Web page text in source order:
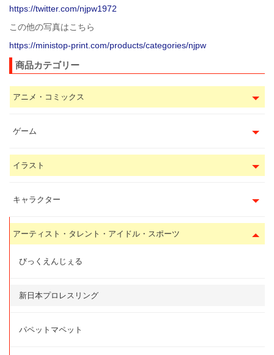
https://twitter.com/njpw1972
この他の写真はこちら
https://ministop-print.com/products/categories/njpw
商品カテゴリー
アニメ・コミックス
ゲーム
イラスト
キャラクター
アーティスト・タレント・アイドル・スポーツ
びっくえんじぇる
新日本プロレスリング
パペットマペット